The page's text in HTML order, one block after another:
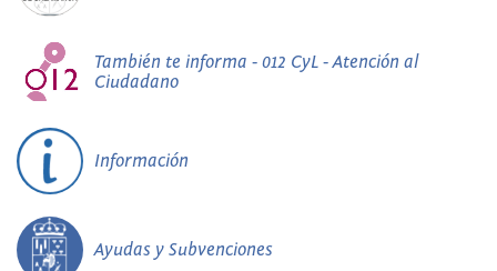
También te informa - 012 CyL - Atención al
Ciudadano
Información
Ayudas y Subvenciones